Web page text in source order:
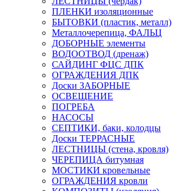
ПЛЕНКИ изоляционные
БЫТОВКИ (пластик, металл)
Металлочерепица, ФАЛЬЦ
ДОБОРНЫЕ элементы
ВОДООТВОД (дренаж)
САЙДИНГ ФЦС ДПК
ОГРАЖДЕНИЯ ДПК
Доски ЗАБОРНЫЕ
ОСВЕЩЕНИЕ
ПОГРЕБА
НАСОСЫ
СЕПТИКИ, баки, колодцы
Доски ТЕРРАСНЫЕ
ЛЕСТНИЦЫ (стена, кровля)
ЧЕРЕПИЦА битумная
МОСТИКИ кровельные
ОГРАЖДЕНИЯ кровли